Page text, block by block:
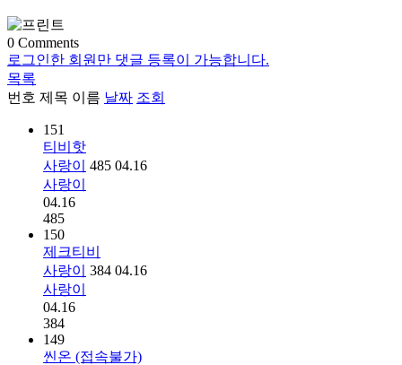
0 Comments
로그인한 회원만 댓글 등록이 가능합니다.
목록
번호 제목 이름 날짜 조회
151
티비핫
사랑이
485 04.16
사랑이
04.16
485
150
제크티비
사랑이
384 04.16
사랑이
04.16
384
149
씬온 (접속불가)